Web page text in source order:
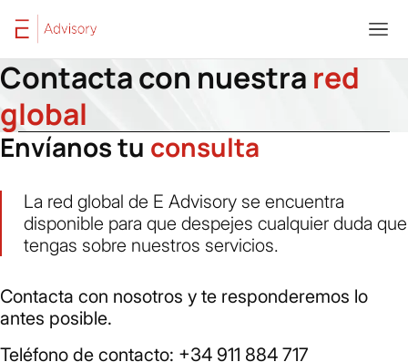
Saltar al contenido
Home
Contacta con nuestra red
global
Envíanos tu consulta
La red global de E Advisory se encuentra
disponible para que despejes cualquier duda que
tengas sobre nuestros servicios.
Contacta con nosotros y te responderemos lo
antes posible.
Teléfono de contacto: +34 911 884 717